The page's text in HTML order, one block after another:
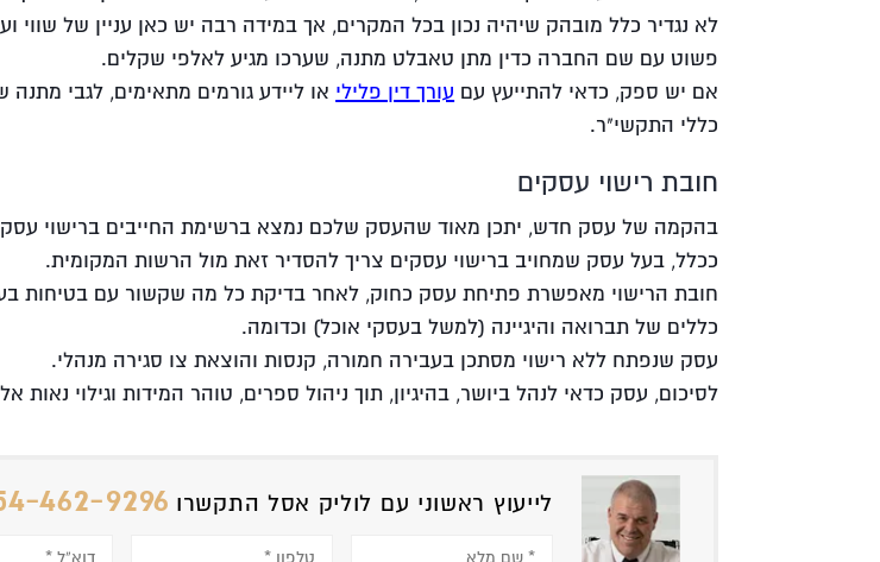
לא נגדיר כלל מובהק שיהיה נכון בכל המקרים, אך במידה רבה יש כאן עניין של שווי
פשוט עם שם החברה כדין מתן טאבלט מתנה, שערכו מגיע לאלפי שקלים.
אם יש ספק, כדאי להתייעץ עם עורך דין פלילי או ליידע גורמים מתאימים, לגבי מתנה
כללי התקשי"ר.
חובת רישוי עסקים
בהקמה של עסק חדש, יתכן מאוד שהעסק שלכם נמצא ברשימת החייבים ברישוי
ככלל, בעל עסק שמחויב ברישוי עסקים צריך להסדיר זאת מול הרשות המקומית.
חובת הרישוי מאפשרת פתיחת עסק כחוק, לאחר בדיקת כל מה שקשור עם בטיחות
כללים של תברואה והיגיינה (למשל בעסקי אוכל) וכדומה.
עסק שנפתח ללא רישוי מסתכן בעבירה חמורה, קנסות והוצאת צו סגירה מנהלי.
לסיכום, עסק כדאי לנהל ביושר, בהיגיון, תוך ניהול ספרים, טוהר המידות וגילוי נאות
לייעוץ ראשוני עם לוליק אסל התקשרו 462-9296